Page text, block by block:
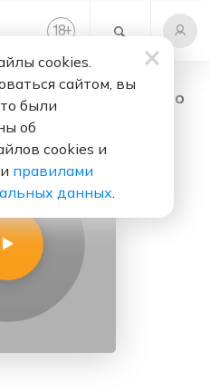
18+
Слушать бесплатно
cookies.
сайтом, вы
были
об
cookies и
правилами
данных.